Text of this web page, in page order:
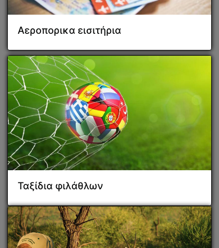
Αεροπορικα εισιτήρια
Ταξίδια φιλάθλων